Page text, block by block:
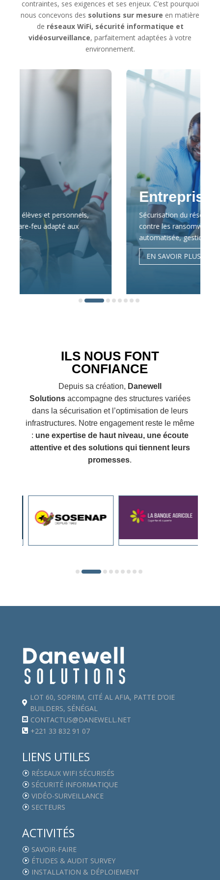
contraintes, ses exigences et ses enjeux. C’est pourquoi
nous concevons des solutions sur mesure en matière
de réseaux WiFi, sécurité informatique et
vidéosurveillance, parfaitement adaptées à votre
environnement.
aux
Entreprise
Sécurisation du réseau interne, protection
contre les ransomwares, sauvegarde
automatisée, gestion des accès.
EN SAVOIR PLUS
ILS NOUS FONT
CONFIANCE
Depuis sa création, Danewell
Solutionsaccompagne des structures variées
dans la sécurisation et l’optimisation de leurs
infrastructures. Notre engagement reste le même
: une expertise de haut niveau, une écoute
attentive et des solutions qui tiennent leurs
promesses.

LOT 60, SOPRIM, CITÉ AL AFIA, PATTE D’OIE
BUILDERS, SÉNÉGAL
 CONTACTUS@DANEWELL.NET
 +221 33 832 91 07
LIENS UTILES
I RÉSEAUX WIFI SÉCURISÉS
I SÉCURITÉ INFORMATIQUE
I VIDÉO-SURVEILLANCE
I SECTEURS
ACTIVITÉS
I SAVOIR-FAIRE
I ÉTUDES & AUDIT SURVEY
I INSTALLATION & DÉPLOIEMENT